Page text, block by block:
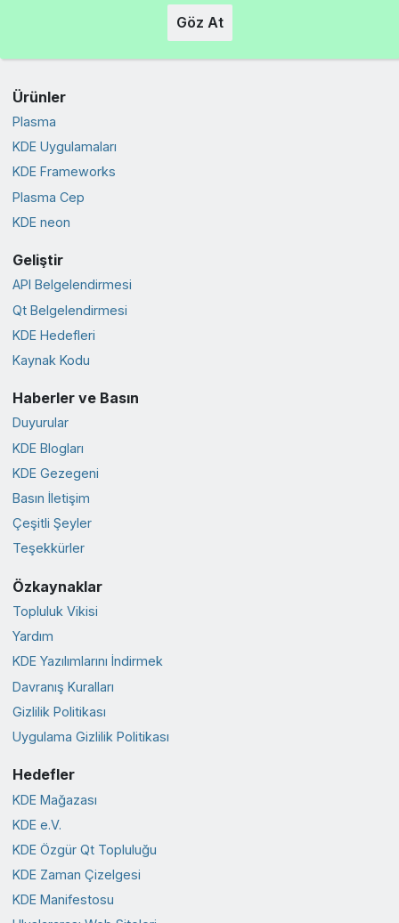
Göz At
Ürünler
Plasma
KDE Uygulamaları
KDE Frameworks
Plasma Cep
KDE neon
Geliştir
API Belgelendirmesi
Qt Belgelendirmesi
KDE Hedefleri
Kaynak Kodu
Haberler ve Basın
Duyurular
KDE Blogları
KDE Gezegeni
Basın İletişim
Çeşitli Şeyler
Teşekkürler
Özkaynaklar
Topluluk Vikisi
Yardım
KDE Yazılımlarını İndirmek
Davranış Kuralları
Gizlilik Politikası
Uygulama Gizlilik Politikası
Hedefler
KDE Mağazası
KDE e.V.
KDE Özgür Qt Topluluğu
KDE Zaman Çizelgesi
KDE Manifestosu